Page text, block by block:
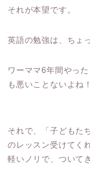
それが本望です。
英語の勉強は、ちょ
ワーママ6年間やっ
も悪いことないよね
それで、「子どもた
のレッスン受けてく
軽いノリで、ついて